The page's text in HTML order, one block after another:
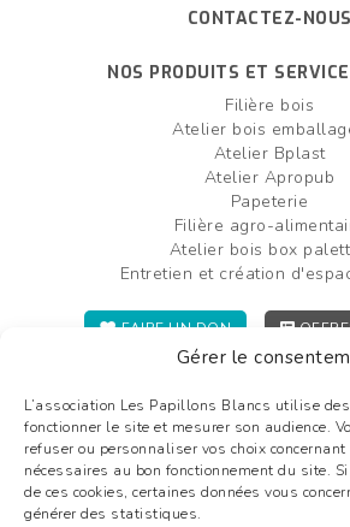
Gérer le
L’association Les Papillons Blancs utilise
fonctionner le site et mesurer son audience.
refuser ou personnaliser vos choix concernant
nécessaires au bon fonctionnement du site.
de ces cookies, certaines données vous
générer des statistiques.
CONTACTEZ-NOUS
NOS PRODUITS ET
Filière bois
Atelier bois
Atelier Bplast
Atelier Apropub
Papeterie
Filière agro-
Atelier bois box
Entretien et création
FAIRE UN DON
Plan du site
Mentions légales
Liens utiles
Glossaire
©2026 Les Papillons Blancs de Bergerac - Tous